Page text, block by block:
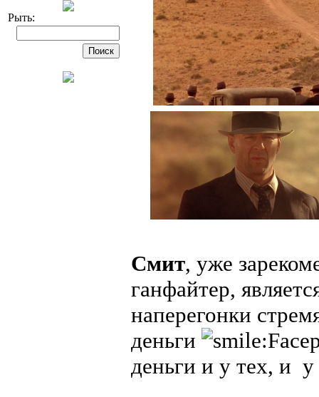
Рыть:
Смит, уже
ганфайтер,
наперегонки
деньги
деньги и у тех, и у